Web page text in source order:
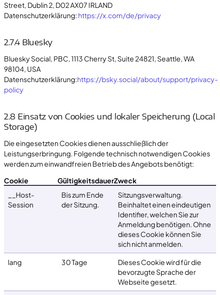
Street, Dublin 2, D02 AX07 IRLAND
Datenschutzerklärung: https://x.com/de/privacy
2.7.4 Bluesky
Bluesky Social, PBC, 1113 Cherry St, Suite 24821, Seattle, WA
98104, USA
Datenschutzerklärung:https://bsky.social/about/support/privacy-
policy
2.8 Einsatz von Cookies und lokaler Speicherung (Local
Storage)
Die eingesetzten Cookies dienen ausschließlich der
Leistungserbringung. Folgende technisch notwendigen Cookies
werden zum einwandfreien Betrieb des Angebots benötigt:
Cookie
GültigkeitsdauerZweck
__Host-
Session
Bis zum Ende
der Sitzung.
Sitzungsverwaltung.
Beinhaltet einen eindeutigen
Identifier, welchen Sie zur
Anmeldung benötigen. Ohne
dieses Cookie können Sie
sich nicht anmelden.
lang 30 Tage
Dieses Cookie wird für die
bevorzugte Sprache der
Webseite gesetzt.